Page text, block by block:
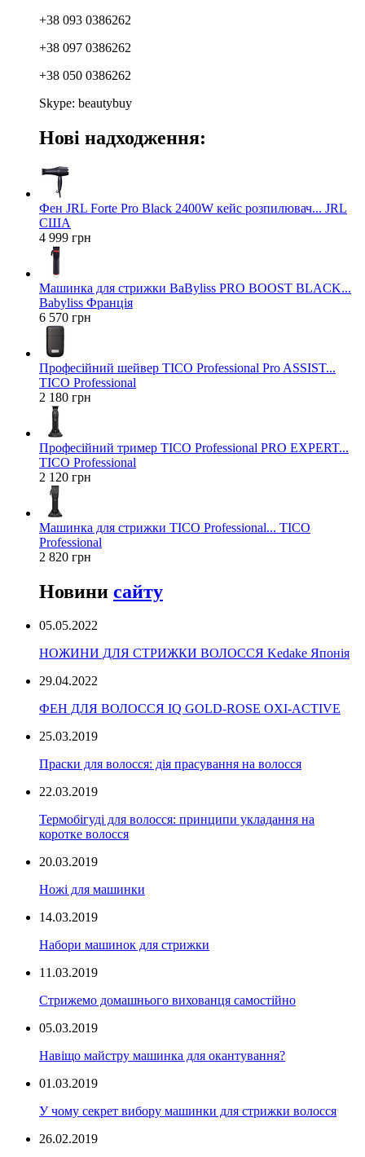
+38 093 0386262
+38 097 0386262
+38 050 0386262
Skype: beautybuy
Нові надходження:
Фен JRL Forte Pro Black 2400W кейс розпилювач... JRL
США
4 999 грн
Машинка для стрижки BaByliss PRO BOOST BLACK...
Babyliss Франція
6 570 грн
Професійний шейвер TICO Professional Pro ASSIST...
TICO Professional
2 180 грн
Професійний тример TICO Professional PRO EXPERT...
TICO Professional
2 120 грн
Машинка для стрижки TICO Professional... TICO
Professional
2 820 грн
Новини сайту
05.05.2022
НОЖИНИ ДЛЯ СТРИЖКИ ВОЛОССЯ Kedake Японія
29.04.2022
ФЕН ДЛЯ ВОЛОССЯ IQ GOLD-ROSE OXI-ACTIVE
25.03.2019
Праски для волосся: дія прасування на волосся
22.03.2019
Термобігуді для волосся: принципи укладання на
коротке волосся
20.03.2019
Ножі для машинки
14.03.2019
Набори машинок для стрижки
11.03.2019
Стрижемо домашнього вихованця самостійно
05.03.2019
Навіщо майстру машинка для окантування?
01.03.2019
У чому секрет вибору машинки для стрижки волосся
26.02.2019